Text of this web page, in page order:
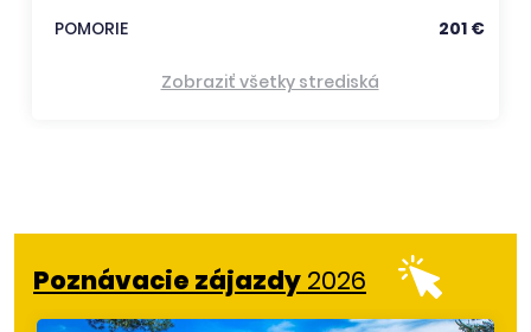
POMORIE 201 €
Zobraziť všetky strediská
Poznávacie zájazdy 2026